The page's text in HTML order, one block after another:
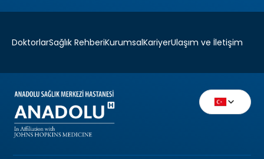
DoktorlarSağlık RehberiKurumsalKariyerUlaşım ve İletişim